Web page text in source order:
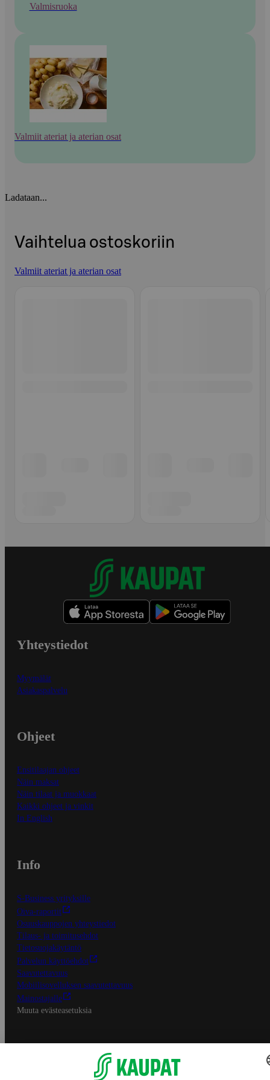
Valmisruoka
Valmiit ateriat ja aterian osat
Ladataan...
Vaihtelua ostoskoriin
Valmiit ateriat ja aterian osat
Yhteystiedot
Myymälät
Asiakaspalvelu
Ohjeet
Ensitilaajan ohjeet
Näin maksat
Näin tilaat ja muokkaat
Kaikki ohjeet ja vinkit
In English
Info
S-Business yrityksille
Oiva-raportit
Osuuskauppojen yhteystiedot
Tilaus- ja toimitusehdot
Tietosuojakäytäntö
Palvelun käyttöehdot
Saavutettavuus
Mobiilisovelluksen saavutettavuus
Mainostajalle
Muuta evästeasetuksia
S-ryhmän palvelut